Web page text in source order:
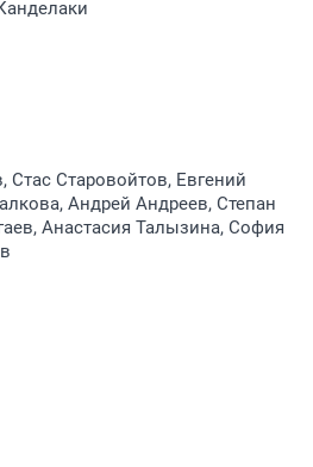
Старовойтов, Евгений
Андрей Андреев, Степан
Анастасия Талызина, София